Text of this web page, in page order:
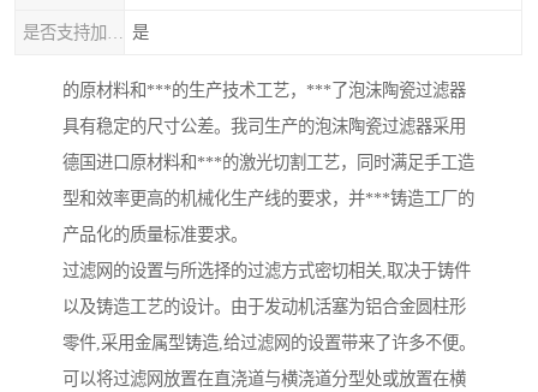
是
的原材料和***的生产技术工艺，***了泡沫陶瓷过滤器
具有稳定的尺寸公差。我司生产的泡沫陶瓷过滤器采用
德国进口原材料和***的激光切割工艺，同时满足手工造
型和效率更高的机械化生产线的要求，并***铸造工厂的
产品化的质量标准要求。
过滤网的设置与所选择的过滤方式密切相关,取决于铸件
以及铸造工艺的设计。由于发动机活塞为铝合金圆柱形
零件,采用金属型铸造,给过滤网的设置带来了许多不便。
可以将过滤网放置在直浇道与横浇道分型处或放置在横